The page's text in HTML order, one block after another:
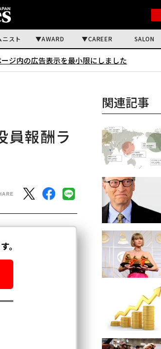
ニスト AWARD CAREER SALON
ジ内の広告表示を最小限にしました
員報酬ラ
関連記事